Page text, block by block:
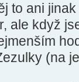
to ani
ale když
(na